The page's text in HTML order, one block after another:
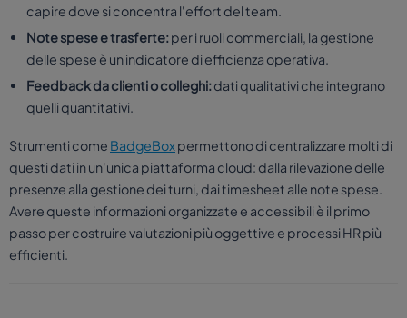
capire dove si concentra l'effort del team.
Note spese e trasferte:per i ruoli commerciali, la gestione
delle spese è un indicatore di efficienza operativa.
Feedback da clienti o colleghi:dati qualitativi che integrano
quelli quantitativi.
Strumenti come BadgeBoxpermettono di centralizzare molti di
questi dati in un'unica piattaforma cloud: dalla rilevazione delle
presenze alla gestione dei turni, dai timesheet alle note spese.
Avere queste informazioni organizzate e accessibili è il primo
passo per costruire valutazioni più oggettive e processi HR più
efficienti.